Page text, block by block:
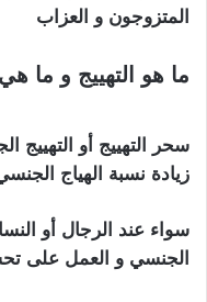
المتزوجون و العزاب
ما هو التهييج و ما
سحر التهييج أو
زيادة نسبة الهياج
سواء عند الرجال أو
الجنسي و العمل على